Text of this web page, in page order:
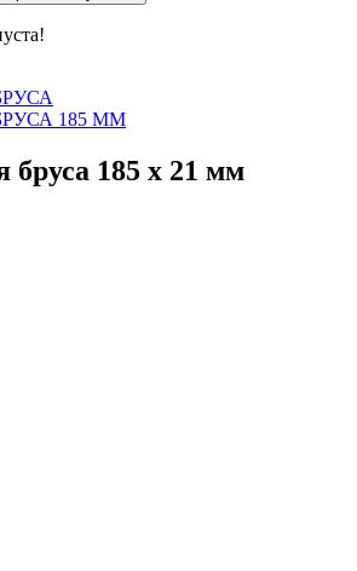
185 ММ
185 х 21 мм